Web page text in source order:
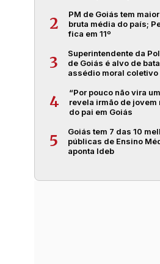
2
PM de Goiás tem
bruta média do país;
fica em 11º
3
Superintendente da
de Goiás é alvo de
assédio moral coletivo
4
“Por pouco não vira
revela irmão de jovem
do pai em Goiás
5
Goiás tem 7 das 10
públicas de Ensino
aponta Ideb